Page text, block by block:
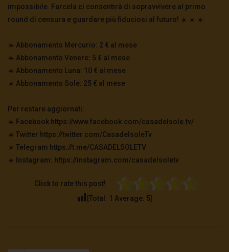
impossibile. Farcela ci consentirà di sopravvivere al primo
round di censura e guardare più fiduciosi al futuro! ☀️ ☀️ ☀️
☀️ Abbonamento Mercurio: 2 € al mese
☀️ Abbonamento Venere: 5 € al mese
☀️ Abbonamento Luna: 10 € al mese
☀️ Abbonamento Sole: 25 € al mese
Per restare aggiornati:
☀️ Facebook https://www.facebook.com/casadelsole.tv/
☀️ Twitter https://twitter.com/CasadelsoleTv
☀️ Telegram https://t.me/CASADELSOLETV
☀️ Instagram: https://instagram.com/casadelsoletv
Click to rate this post!
[Total: 1 Average: 5